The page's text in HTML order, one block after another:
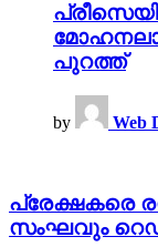
പുറത്ത്
by Web
പ്രേക്ഷകരെ
സംഘവും